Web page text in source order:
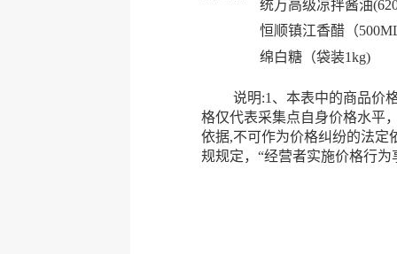
统万高级凉拌酱油
恒顺镇江香醋（
绵白糖（袋装1kg)
说明:1、本表中的商品价格
格仅代表采集点自身价格水平
依据,不可作为价格纠纷的法定
规规定，“经营者实施价格行